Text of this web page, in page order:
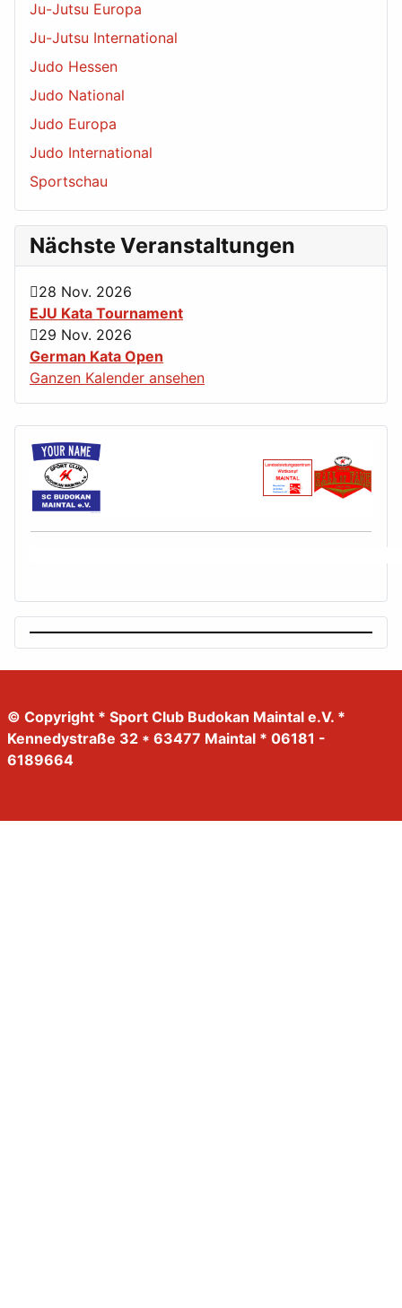
Ju-Jutsu Europa
Ju-Jutsu International
Judo Hessen
Judo National
Judo Europa
Judo International
Sportschau
Nächste Veranstaltungen
28 Nov. 2026
EJU Kata Tournament
29 Nov. 2026
German Kata Open
Ganzen Kalender ansehen
© Copyright * Sport Club Budokan Maintal e.V. *
Kennedystraße 32 * 63477 Maintal * 06181 -
6189664